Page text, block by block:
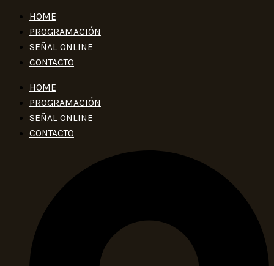
HOME
PROGRAMACIÓN
SEÑAL ONLINE
CONTACTO
HOME
PROGRAMACIÓN
SEÑAL ONLINE
CONTACTO